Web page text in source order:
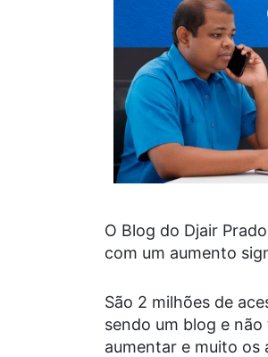
O Blog do Djair
com um aumento
São 2 milhões de
sendo um blog e
aumentar e muito os